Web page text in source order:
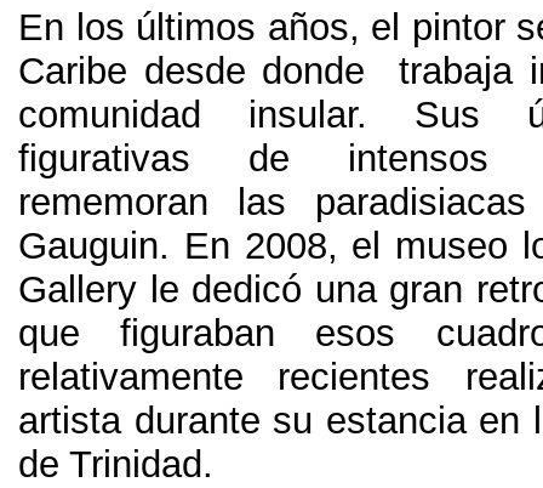
En los últimos años, el pintor
Caribe desde donde trabaja
comunidad insular. Sus
figurativas de intensos
rememoran las
Gauguin. En 2008, el museo
Gallery le dedicó una gran
que figuraban esos
relativamente recientes
artista durante su estancia en
de Trinidad.